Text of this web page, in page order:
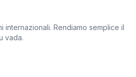
internazionali. Rendiamo semplice il
vada.